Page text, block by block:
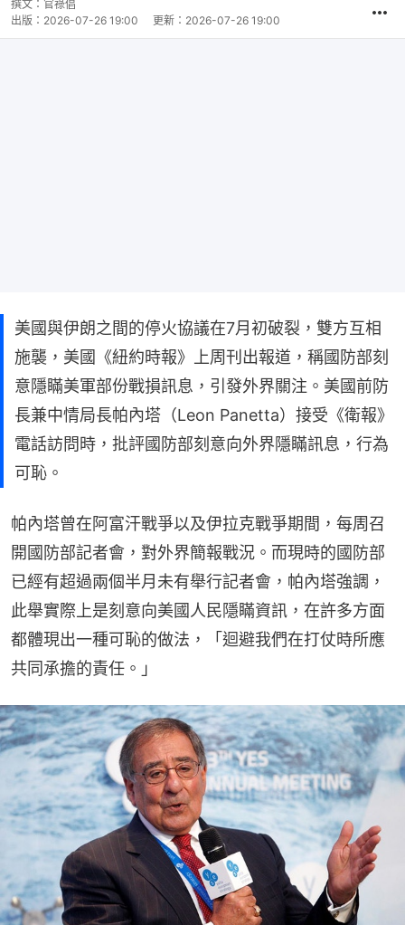
撰文： 官祿倡
出版： 2026-07-26 19:00 更新： 2026-07-26 19:00
美國與伊朗之間的停火協議在7月初破裂，雙方互相
施襲，美國《紐約時報》上周刊出報道，稱國防部刻
意隱瞞美軍部份戰損訊息，引發外界關注。美國前防
長兼中情局長帕內塔（Leon Panetta）接受《衛報》
電話訪問時，批評國防部刻意向外界隱瞞訊息，行為
可恥。
帕內塔曾在阿富汗戰爭以及伊拉克戰爭期間，每周召
開國防部記者會，對外界簡報戰況。而現時的國防部
已經有超過兩個半月未有舉行記者會，帕內塔強調，
此舉實際上是刻意向美國人民隱瞞資訊，在許多方面
都體現出一種可恥的做法，「迴避我們在打仗時所應
共同承擔的責任。」